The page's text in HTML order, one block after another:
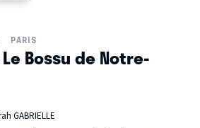
PARIS
Bossu de Notre-
GABRIELLE